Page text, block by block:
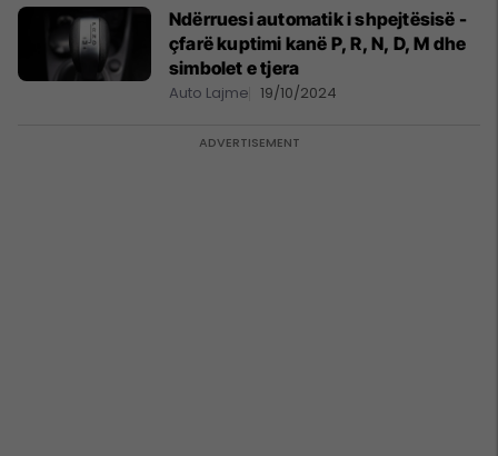
Ndërruesi automatik i shpejtësisë -
çfarë kuptimi kanë P, R, N, D, M dhe
simbolet e tjera
Auto Lajme 19/10/2024